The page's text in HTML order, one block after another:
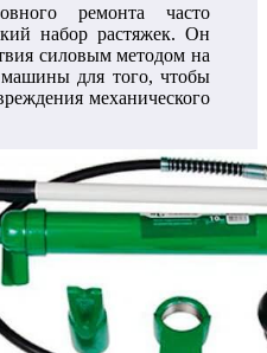
ремонта часто
набор растяжек. Он
силовым методом на
машины для того, чтобы
механического